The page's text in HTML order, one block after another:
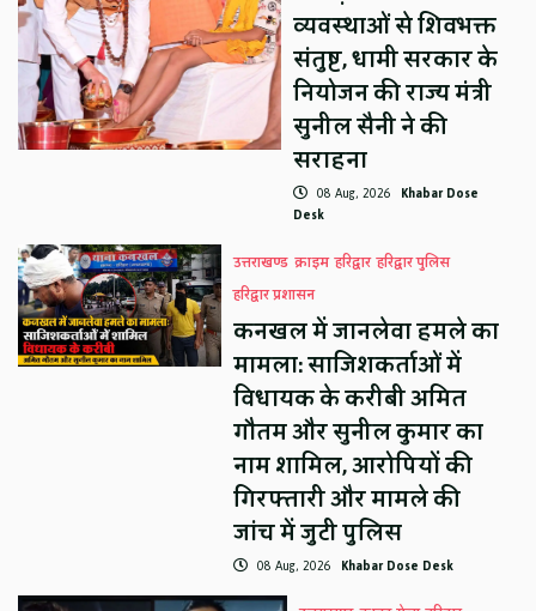
व्यवस्थाओं से शिवभक्त
संतुष्ट, धामी सरकार के
नियोजन की राज्य मंत्री
सुनील सैनी ने की
सराहना
08 Aug, 2026 Khabar Dose
Desk
उत्तराखण्ड क्राइम हरिद्वार हरिद्वार पुलिस
हरिद्वार प्रशासन
कनखल में जानलेवा हमले का
मामला: साजिशकर्ताओं में
विधायक के करीबी अमित
गौतम और सुनील कुमार का
नाम शामिल, आरोपियों की
गिरफ्तारी और मामले की
जांच में जुटी पुलिस
08 Aug, 2026 Khabar Dose Desk